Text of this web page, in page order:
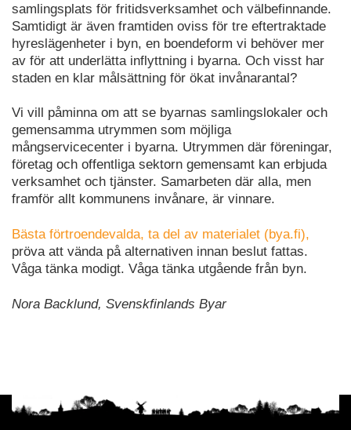
samlingsplats för fritidsverksamhet och välbefinnande.
Samtidigt är även framtiden oviss för tre eftertraktade
hyreslägenheter i byn, en boendeform vi behöver mer
av för att underlätta inflyttning i byarna. Och visst har
staden en klar målsättning för ökat invånarantal?
Vi vill påminna om att se byarnas samlingslokaler och
gemensamma utrymmen som möjliga
mångservicecenter i byarna. Utrymmen där föreningar,
företag och offentliga sektorn gemensamt kan erbjuda
verksamhet och tjänster. Samarbeten där alla, men
framför allt kommunens invånare, är vinnare.
Bästa förtroendevalda, ta del av materialet (bya.fi),
pröva att vända på alternativen innan beslut fattas.
Våga tänka modigt. Våga tänka utgående från byn.
Nora Backlund, Svenskfinlands Byar